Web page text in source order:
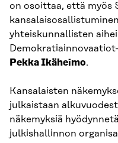
on osoittaa, että myös
yhteiskunnallisten
Pekka Ikäheimo.
Kansalaisten
julkaistaan
näkemyksiä
julkishallinnon